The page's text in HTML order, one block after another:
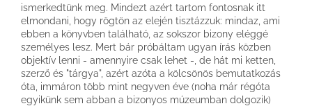
ismerkedtünk meg. Mindezt azért tartom fontosnak itt
elmondani, hogy rögtön az elején tisztázzuk: mindaz, ami
ebben a könyvben található, az sokszor bizony eléggé
személyes lesz. Mert bár próbáltam ugyan írás közben
objektív lenni - amennyire csak lehet -, de hát mi ketten,
szerző és "tárgya", azért azóta a kölcsönös bemutatkozás
óta, immáron több mint negyven éve (noha már régóta
egyikünk sem abban a bizonyos múzeumban dolgozik)